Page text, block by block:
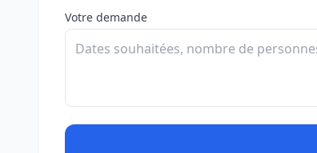
Votre demande